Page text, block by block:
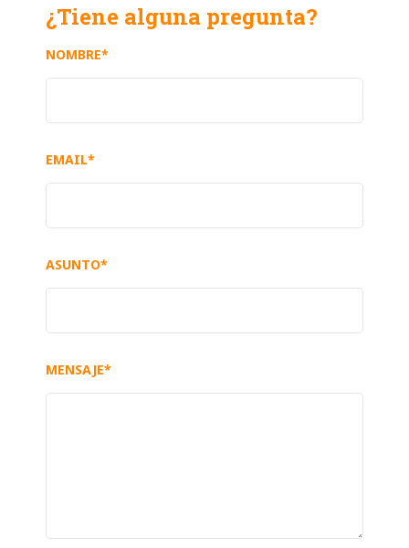
¿Tiene alguna pregunta?
NOMBRE*
EMAIL*
ASUNTO*
MENSAJE*